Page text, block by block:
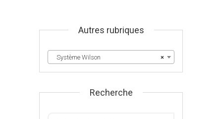
Autres rubriques
×
Système Wilson
Recherche